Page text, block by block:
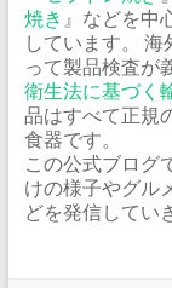
焼き 』などを中
しています。
って製品検査が
衛生法に基づく
品はすべて正規
食器です。
この公式ブログ
けの様子やグル
どを発信してい